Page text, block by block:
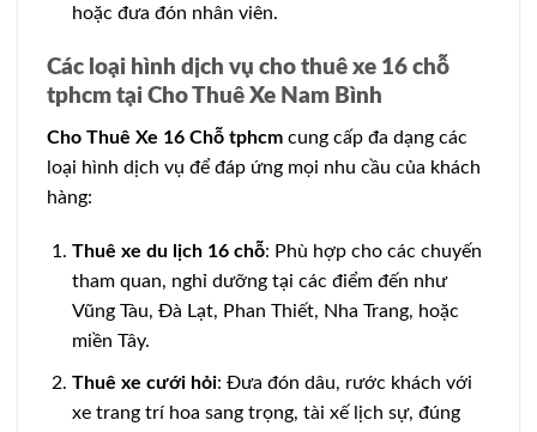
hoặc đưa đón nhân viên.
Các loại hình dịch vụ cho thuê xe 16 chỗ
tphcm tại Cho Thuê Xe Nam Bình
Cho Thuê Xe 16 Chỗ tphcm cung cấp đa dạng các
loại hình dịch vụ để đáp ứng mọi nhu cầu của khách
hàng:
Thuê xe du lịch 16 chỗ: Phù hợp cho các chuyến
tham quan, nghỉ dưỡng tại các điểm đến như
Vũng Tàu, Đà Lạt, Phan Thiết, Nha Trang, hoặc
miền Tây.
Thuê xe cưới hỏi: Đưa đón dâu, rước khách với
xe trang trí hoa sang trọng, tài xế lịch sự, đúng